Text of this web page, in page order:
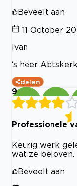
Beveelt aan
11 October
Ivan
‘s heer
delen
9
Professionele
Keurig werk
wat ze beloven.
Beveelt aan